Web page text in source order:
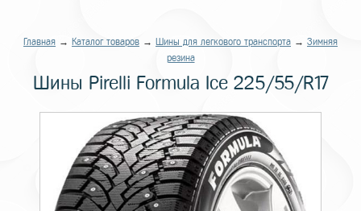
Главная → Каталог товаров → Шины для легкового транспорта → Зимняя
резина
Шины Pirelli Formula Ice 225/55/R17